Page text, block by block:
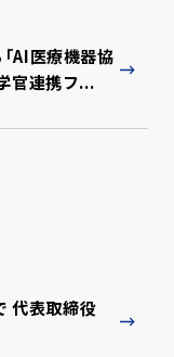
AI医療機器協
官連携フ...
表取締役